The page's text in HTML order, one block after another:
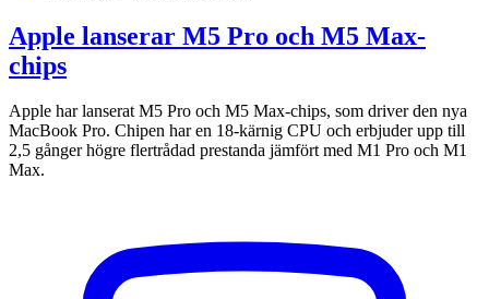
Apple lanserar M5 Pro och M5 Max-
chips
Apple har lanserat M5 Pro och M5 Max-chips, som driver den nya
MacBook Pro. Chipen har en 18-kärnig CPU och erbjuder upp till
2,5 gånger högre flertrådad prestanda jämfört med M1 Pro och M1
Max.